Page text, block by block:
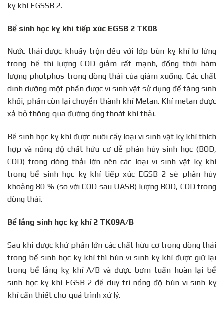
kỵ khí EGSSB 2.
Bể sinh học kỵ khí tiếp xúc EGSB 2 TK08
Nước thải được khuấy trộn đều với lớp bùn kỵ khí lơ lửng
trong bể thì lượng COD giảm rất mạnh, đồng thời hàm
lượng photphos trong dòng thải của giảm xuống. Các chất
dinh dưỡng một phần được vi sinh vật sử dụng để tăng sinh
khối, phần còn lại chuyển thành khí Metan. Khí metan được
xả bỏ thông qua đường ống thoát khí thải.
Bể sinh học kỵ khí được nuôi cấy loại vi sinh vật kỵ khí thích
hợp và nồng độ chất hữu cơ dễ phân hủy sinh học (BOD,
COD) trong dòng thải lớn nên các loại vi sinh vật kỵ khí
trong bể sinh học kỵ khí tiếp xúc EGSB 2 sẽ phân hủy
khoảng 80 % (so với COD sau UASB) lượng BOD, COD trong
dòng thải.
Bể lắng sinh học kỵ khí 2 TK09A/B
Sau khi được khử phần lớn các chất hữu cơ trong dòng thải
trong bể sinh học kỵ khí thì bùn vi sinh kỵ khí được giữ lại
trong bể lắng kỵ khí A/B và được bơm tuần hoàn lại bể
sinh học kỵ khí EGSB 2 để duy trì nồng độ bùn vi sinh kỵ
khí cần thiết cho quá trình xử lý.